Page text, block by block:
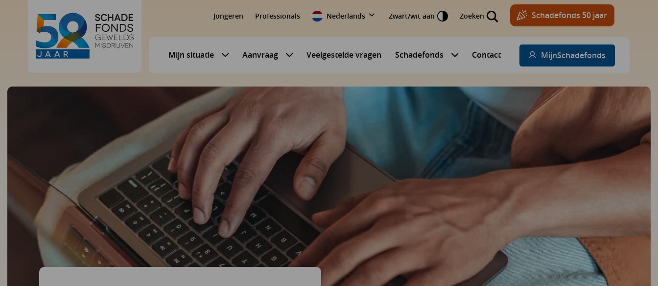
Jongeren Professionals Nederlands Zwart/wit aan Zoeken Schadefonds 50 jaar
Mijn situatie
Aanvraag
Veelgestelde vragen
Schadefonds
Submenu voor Schadefonds
Contact MijnSchadefonds